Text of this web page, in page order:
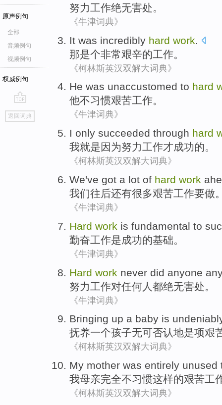
原声例句
全部
音频例句
视频例句
权威例句
go
top
返回词典
努力工作绝无害处。
《牛津词典》
It was incredibly hard work
那是个非常艰辛的工作。
《柯林斯英汉双解大词典》
He was unaccustomed to hard
他不习惯艰苦工作。
《牛津词典》
I only succeeded through hard
我就是因为努力工作才成功的。
《柯林斯英汉双解大词典》
We've got a lot of hard work
我们往后还有很多艰苦工作要做
《牛津词典》
Hard work is fundamental to
勤奋工作是成功的基础。
《牛津词典》
Hard work never did anyone
努力工作对任何人 都绝无害处 。
《牛津词典》
Bringing up a baby is
抚养一个孩子无可否认地是项艰
《柯林斯英汉双解大词典》
My mother was entirely unused
我母亲完全不习惯这样的艰苦工
《柯林斯英汉双解大词典》